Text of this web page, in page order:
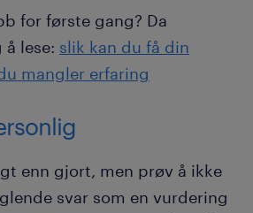
for første gang? Da
å lese: slik kan du få din
mangler erfaring
enn gjort, men prøv å ikke
svar som en vurdering